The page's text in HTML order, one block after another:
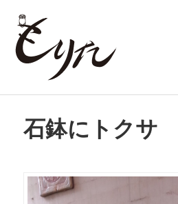
石鉢にトクサ